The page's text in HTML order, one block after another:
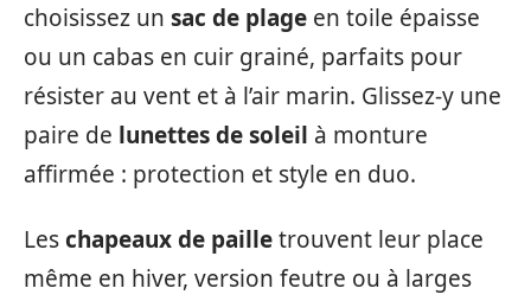
choisissez un sac de plage en toile épaisse
ou un cabas en cuir grainé, parfaits pour
résister au vent et à l’air marin. Glissez-y une
paire de lunettes de soleil à monture
affirmée : protection et style en duo.
Leschapeaux de pailletrouvent leur place
même en hiver, version feutre ou à larges